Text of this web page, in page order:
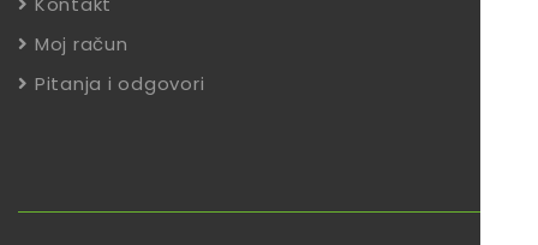
Moj račun
Pitanja i odgovori